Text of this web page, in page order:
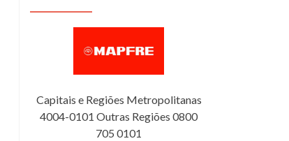
Capitais e Regiões Metropolitanas
4004-0101 Outras Regiões 0800
705 0101